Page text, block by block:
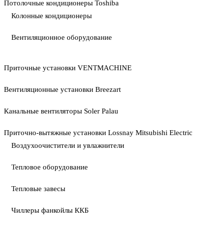
Потолочные кондиционеры Toshiba
Колонные кондиционеры
Вентиляционное оборудование
Приточные установки VENTMACHINE
Вентиляционные установки Breezart
Канальные вентиляторы Soler Palau
Приточно-вытяжные установки Lossnay Mitsubishi Electric
Воздухоочистители и увлажнители
Тепловое оборудование
Тепловые завесы
Чиллеры фанкойлы ККБ